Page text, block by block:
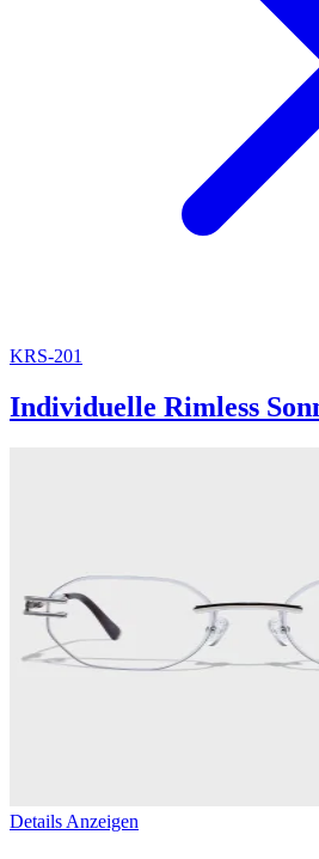
KRS-201
Individuelle Rimless
Details Anzeigen